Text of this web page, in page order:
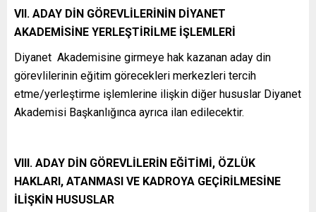
VII. ADAY DİN GÖREVLİLERİNİN DİYANET
AKADEMİSİNE YERLEŞTİRİLME İŞLEMLERİ
Diyanet Akademisine girmeye hak kazanan aday din
görevlilerinin eğitim görecekleri merkezleri tercih
etme/yerleştirme işlemlerine ilişkin diğer hususlar Diyanet
Akademisi Başkanlığınca ayrıca ilan edilecektir.
VIII. ADAY DİN GÖREVLİLERİN EĞİTİMİ, ÖZLÜK
HAKLARI, ATANMASI VE KADROYA GEÇİRİLMESİNE
İLİŞKİN HUSUSLAR